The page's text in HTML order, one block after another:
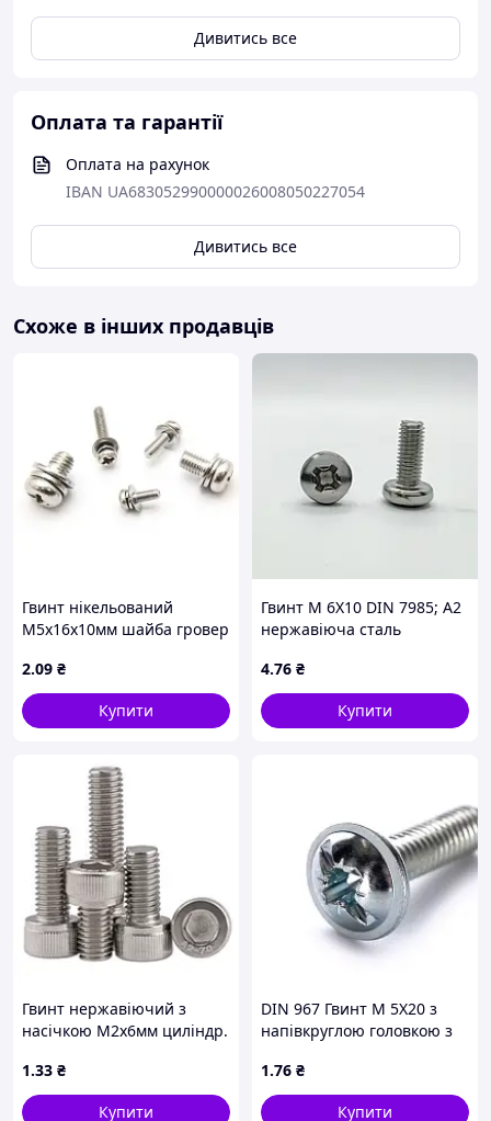
Дивитись все
Оплата та гарантії
Оплата на рахунок
IBAN UA683052990000026008050227054
Дивитись все
Схоже в інших продавців
Гвинт нікельований
М5х16х10мм шайба гровер
2.09 ₴
Купити
Гвинт М 6Х10 DIN 7985; А2
нержавіюча сталь
4.76 ₴
Купити
Гвинт нержавіючий з
насічкою М2х6мм циліндр.
1.33 ₴
Купити
DIN 967 Гвинт М 5Х20 з
напівкруглою головкою з
4.6, оцинкований
1.76 ₴
Купити